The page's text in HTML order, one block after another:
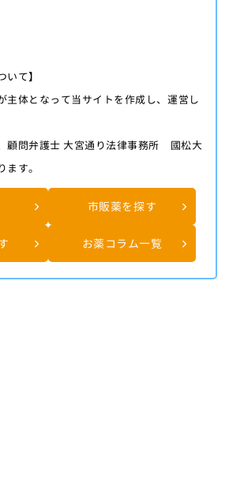
いて】
主体となって当サイトを作成し、運営し
顧問弁護士 大宮通り法律事務所 國松大
す。
市販薬を探す
お薬コラム一覧